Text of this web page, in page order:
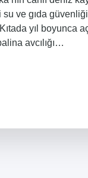
su ve gıda
yıl boyunca
avcılığı…